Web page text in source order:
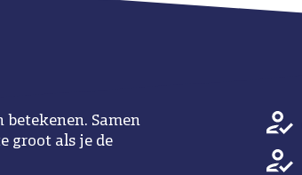
Samen
groot als je de